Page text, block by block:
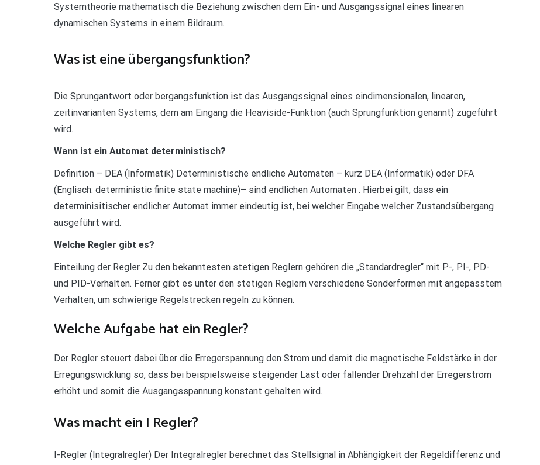
Systemtheorie mathematisch die Beziehung zwischen dem Ein- und Ausgangssignal eines linearen
dynamischen Systems in einem Bildraum.
Was ist eine übergangsfunktion?
Die Sprungantwort oder bergangsfunktion ist das Ausgangssignal eines eindimensionalen, linearen,
zeitinvarianten Systems, dem am Eingang die Heaviside-Funktion (auch Sprungfunktion genannt) zugeführt
wird.
Wann ist ein Automat deterministisch?
Definition – DEA (Informatik) Deterministische endliche Automaten – kurz DEA (Informatik) oder DFA
(Englisch: deterministic finite state machine)– sind endlichen Automaten . Hierbei gilt, dass ein
determinisitischer endlicher Automat immer eindeutig ist, bei welcher Eingabe welcher Zustandsübergang
ausgeführt wird.
Welche Regler gibt es?
Einteilung der Regler Zu den bekanntesten stetigen Reglern gehören die „Standardregler“ mit P-, PI-, PD-
und PID-Verhalten. Ferner gibt es unter den stetigen Reglern verschiedene Sonderformen mit angepasstem
Verhalten, um schwierige Regelstrecken regeln zu können.
Welche Aufgabe hat ein Regler?
Der Regler steuert dabei über die Erregerspannung den Strom und damit die magnetische Feldstärke in der
Erregungswicklung so, dass bei beispielsweise steigender Last oder fallender Drehzahl der Erregerstrom
erhöht und somit die Ausgangsspannung konstant gehalten wird.
Was macht ein I Regler?
I-Regler (Integralregler) Der Integralregler berechnet das Stellsignal in Abhängigkeit der Regeldifferenz und